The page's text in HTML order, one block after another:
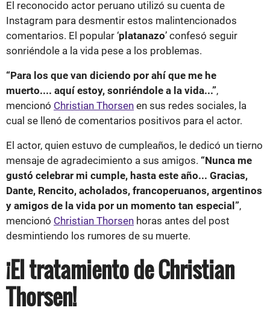
El reconocido actor peruano utilizó su cuenta de
Instagram para desmentir estos malintencionados
comentarios. El popular ‘platanazo’ confesó seguir
sonriéndole a la vida pese a los problemas.
“Para los que van diciendo por ahí que me he
muerto.... aquí estoy, sonriéndole a la vida...”,
mencionó Christian Thorsen en sus redes sociales, la
cual se llenó de comentarios positivos para el actor.
El actor, quien estuvo de cumpleaños, le dedicó un tierno
mensaje de agradecimiento a sus amigos. “Nunca me
gustó celebrar mi cumple, hasta este año... Gracias,
Dante, Rencito, acholados, francoperuanos, argentinos
y amigos de la vida por un momento tan especial”,
mencionó Christian Thorsen horas antes del post
desmintiendo los rumores de su muerte.
¡El tratamiento de Christian
Thorsen!